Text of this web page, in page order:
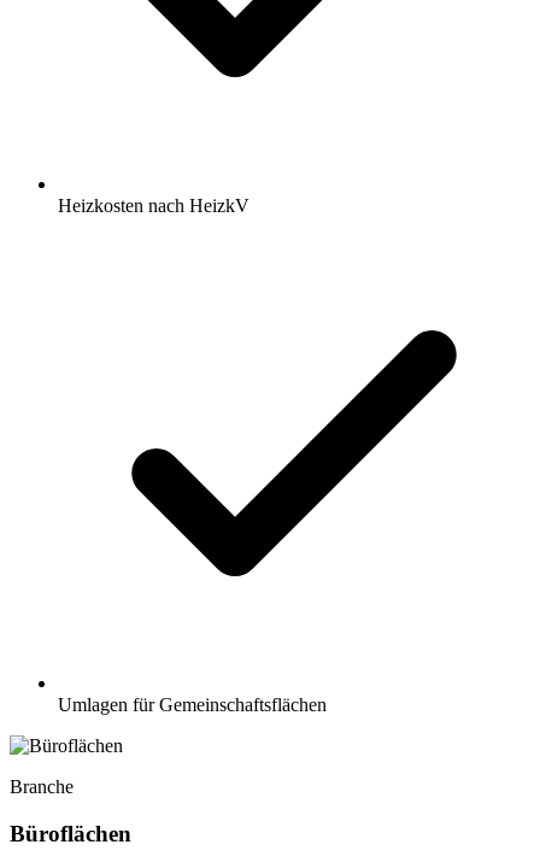
Heizkosten nach HeizkV
Umlagen für Gemeinschaftsflächen
Branche
Büroflächen